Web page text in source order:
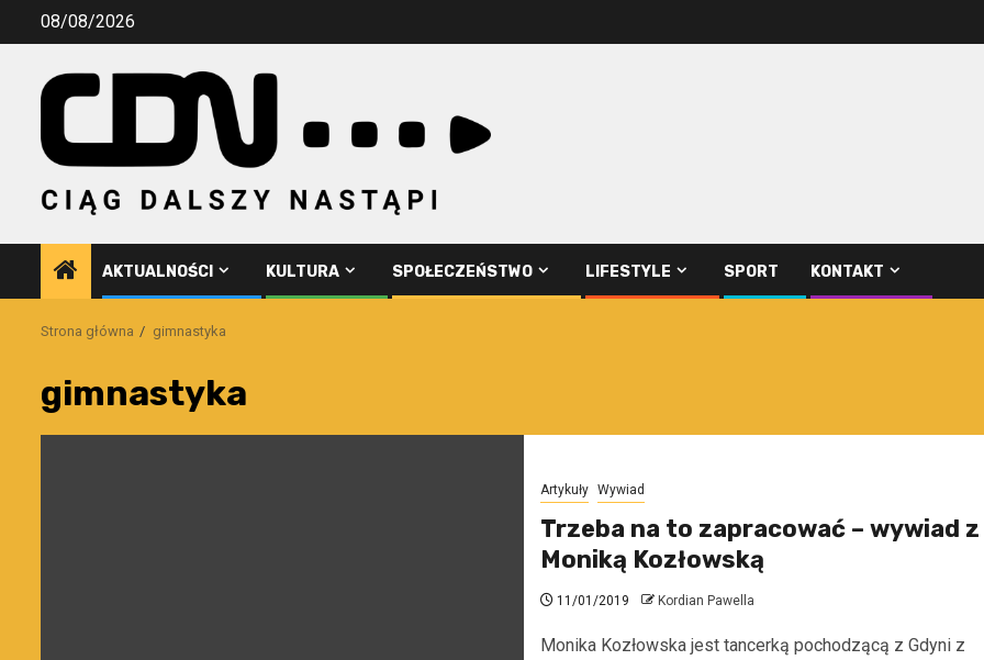
Przejdź08/08/2026
AKTUALNOŚCI KULTURA SPOŁECZEŃSTWO LIFESTYLE SPORT KONTAKT
Strona główna gimnastyka
gimnastyka
Artykuły Wywiad
Trzeba na to zapracować – wywiad z
Moniką Kozłowską
11/01/2019 Kordian Pawella
Monika Kozłowska jest tancerką pochodzącą z Gdyni z